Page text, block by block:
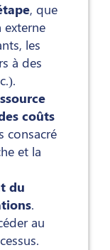
, que
externe
les
à des
coûts
consacré
et la
du
.
au